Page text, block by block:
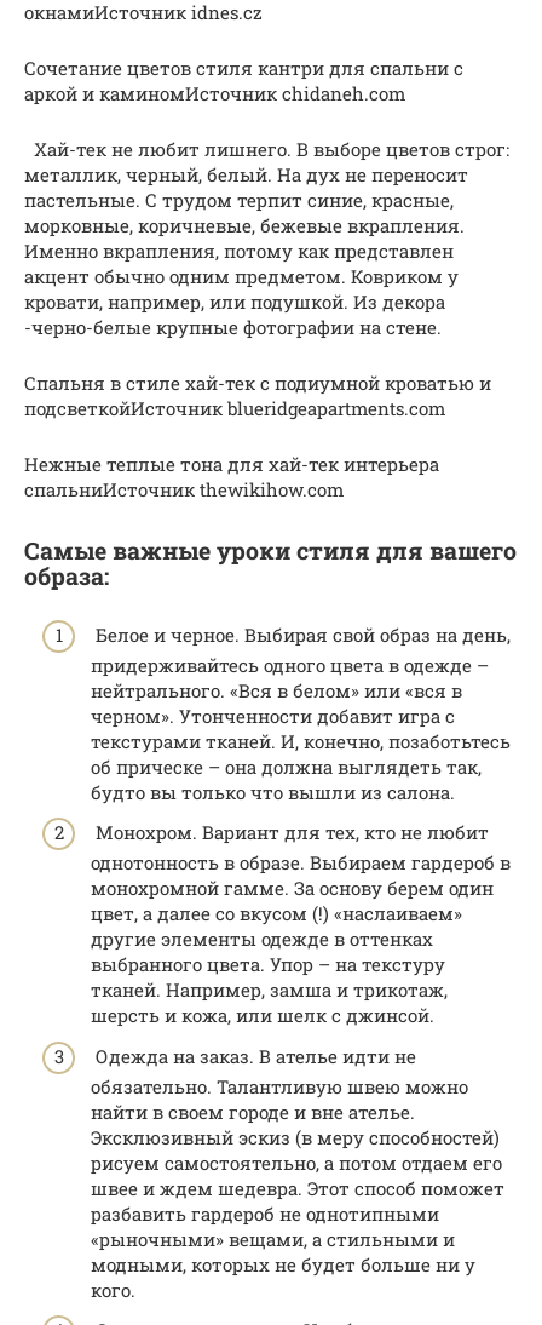
окнамиИсточник idnes.cz
Сочетание цветов стиля кантри для спальни с
аркой и каминомИсточник chidaneh.com
Хай-тек не любит лишнего. В выборе цветов строг:
металлик, черный, белый. На дух не переносит
пастельные. С трудом терпит синие, красные,
морковные, коричневые, бежевые вкрапления.
Именно вкрапления, потому как представлен
акцент обычно одним предметом. Ковриком у
кровати, например, или подушкой. Из декора
-черно-белые крупные фотографии на стене.
Спальня в стиле хай-тек с подиумной кроватью и
подсветкойИсточник blueridgeapartments.com
Нежные теплые тона для хай-тек интерьера
спальниИсточник thewikihow.com
Самые важные уроки стиля для вашего
образа:
Белое и черное. Выбирая свой образ на день,
придерживайтесь одного цвета в одежде –
нейтрального. «Вся в белом» или «вся в
черном». Утонченности добавит игра с
текстурами тканей. И, конечно, позаботьтесь
об прическе – она должна выглядеть так,
будто вы только что вышли из салона.
Монохром. Вариант для тех, кто не любит
однотонность в образе. Выбираем гардероб в
монохромной гамме. За основу берем один
цвет, а далее со вкусом (!) «наслаиваем»
другие элементы одежде в оттенках
выбранного цвета. Упор – на текстуру
тканей. Например, замша и трикотаж,
шерсть и кожа, или шелк с джинсой.
Одежда на заказ. В ателье идти не
обязательно. Талантливую швею можно
найти в своем городе и вне ателье.
Эксклюзивный эскиз (в меру способностей)
рисуем самостоятельно, а потом отдаем его
швее и ждем шедевра. Этот способ поможет
разбавить гардероб не однотипными
«рыночными» вещами, а стильными и
модными, которых не будет больше ни у
кого.